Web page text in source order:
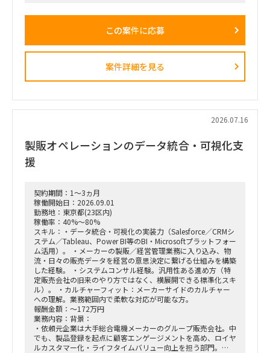
戦略ファームが描いた絵に留まらず、組織再編、営業プロセス
動変容までを一気通貫で実現することが本プロジェクトの最大
■ 担当いただくポジション・役割
身の企画検討」
単なる進捗管理（事務局型PMO）ではなく、ビジネスと
IT（AI）の両面から中身の議論に入り込み、プロジェクトを実
■ 具体的な業務内容
富裕層向けセグメント戦略、KPI設計、新営業モデル設計など
経営・役員クラスに対する定期的なレポーティングおよび直接
のディスカッション（壁打ち）への参画。
「バディAI」「AIロープレ」「ダッシュボード」等の最先端ツ
ールの要件定義から、それを現場の営業員にどう使わせるか
（行動変容設計）までの定着化支援。
支店長やトップ営業経験を持つクライアント（証券会社側）の
コアメンバーとタッグを組み、現場のリアルな知見を取り込み
ながら実効性の高い設計を行います。
この案件に応募
案件詳細を見る
2026.07.16
製販オペレーションのデータ統合・可視化支
援
契約期間：1～3ヵ月
稼働開始日：2026.09.01
勤務地：東京都(23区内)
稼働率：40%～80%
スキル：・データ統合・可視化の実装力（Salesforce／CRMシ
ステム／Tableau、Power BI等のBI・Microsoftプラットフォー
ム活用）。 ・メーカーの製販／経営管理業務に入り込み、物
流・日々の販売データを経営の意思決定に繋げる仕組みを構築
した経験。 ・システムコンサル経験。汎用性ある進め方（特
定販売会社の旧来のやり方ではなく、横展開できる標準化スキ
ル）。 ・カルチャーフィット：メーカーサイドのカルチャー
への理解。業務範囲内で柔軟な対応が可能な方。
報酬金額：～172万円
業務内容：背景：
・依頼元企業は大手総合電機メーカーのグループ販売会社。中
でも、製品登録を起点に顧客エンゲージメントを高め、ロイヤ
ルカスタマー化・ライフタイムバリュー向上を担う部門。